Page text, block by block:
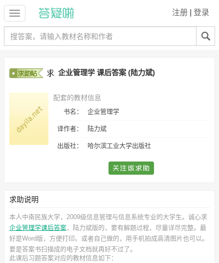
注册 登录
企业管理学 课后答案 (陆力斌)
配套的教材信息
书名： 企业管理学
译作者： 陆力斌
出版社： 哈尔滨工业大学出版社
求助说明
本人中南民族大学，2009级信息管理与信息系统专业的大学生。诚心求
企业管理学课后答案，陆力斌版的，要有解题过程，尽量详尽完整。最
好是Word版，方便打印。或者自己做的，用手机拍成高清图片也可以。
要是答案书扫描成的电子文档就再好不过了。
此课后习题答案对应的教材信息如下：